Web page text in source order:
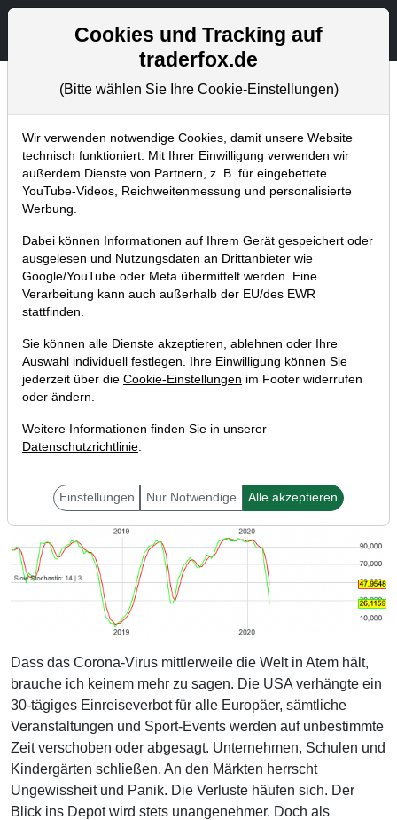
Aktien- und Artikelsuche
Chartanalysen
Home Blog Chartanalysen
Chartanalyse Apple: Du wolltest
schon immer die Aktie haben? Hier
greife ich wieder zu!
13.03.2020 um 16:32 Uhr | P. Uhlschmied
Dass das Corona-Virus mittlerweile die Welt in Atem hält,
brauche ich keinem mehr zu sagen. Die USA verhängte ein
30-tägiges Einreiseverbot für alle Europäer, sämtliche
Veranstaltungen und Sport-Events werden auf unbestimmte
Zeit verschoben oder abgesagt. Unternehmen, Schulen und
Kindergärten schließen. An den Märkten herrscht
Ungewissheit und Panik. Die Verluste häufen sich. Der
Blick ins Depot wird stets unangenehmer. Doch als
Cookies und Tracking auf
traderfox.de
(Bitte wählen Sie Ihre Cookie-Einstellungen)
Wir verwenden notwendige Cookies, damit unsere Website
technisch funktioniert. Mit Ihrer Einwilligung verwenden wir
außerdem Dienste von Partnern, z. B. für eingebettete
YouTube-Videos, Reichweitenmessung und personalisierte
Werbung.
Dabei können Informationen auf Ihrem Gerät gespeichert oder
ausgelesen und Nutzungsdaten an Drittanbieter wie
Google/YouTube oder Meta übermittelt werden. Eine
Verarbeitung kann auch außerhalb der EU/des EWR
stattfinden.
Sie können alle Dienste akzeptieren, ablehnen oder Ihre
Auswahl individuell festlegen. Ihre Einwilligung können Sie
jederzeit über die Cookie-Einstellungen im Footer widerrufen
oder ändern.
Weitere Informationen finden Sie in unserer
Datenschutzrichtlinie.
Einstellungen Nur Notwendige Alle akzeptieren